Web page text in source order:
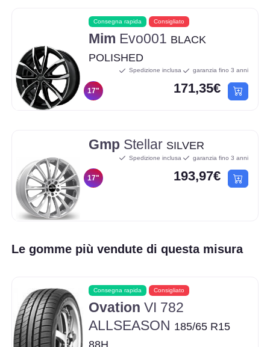
Consegna rapida Consigliato
Mim Evo001 BLACK
POLISHED
17"
Spedizione inclusa garanzia fino 3 anni
171,35€
Gmp Stellar SILVER
17"
Spedizione inclusa garanzia fino 3 anni
193,97€
Le gomme più vendute di questa misura
Consegna rapida Consigliato
Ovation VI 782
ALLSEASON 185/65 R15
88H